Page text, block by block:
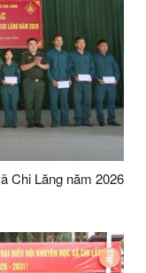
Chi Lăng năm 2026